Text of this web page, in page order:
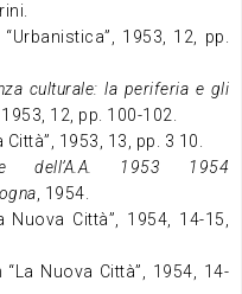
“Urbanistica”, 1953, 12, pp.
culturale: la periferia e gli
12, pp. 100-102.
Città”, 1953, 13, pp. 3 10.
dell’A.A. 1953 1954
, 1954.
Nuova Città”, 1954, 14-15,
“La Nuova Città”, 1954, 14-